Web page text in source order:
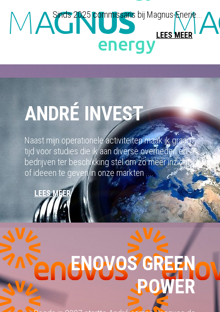
Sinds 2025 commissaris bij Magnus-Enerie...
LEES MEER
ANDRÉ INVEST
Naast mijn operationele activiteiten maak ik graag
tijd voor studies die ik aan diverse overheden en
bedrijven ter beschikking stel om zo meer inzicht
of ideeen te geven in onze markten ....
LEES MEER
ENOVOS GREEN
POWER